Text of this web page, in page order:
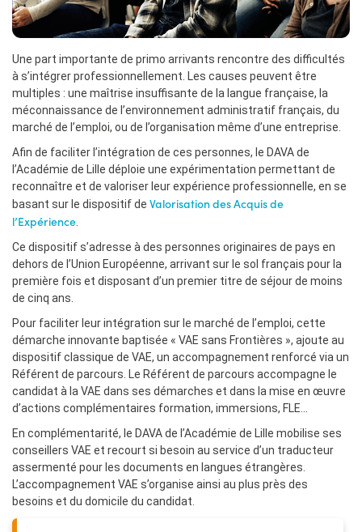
Une part importante de primo arrivants rencontre des difficultés
à s’intégrer professionnellement. Les causes peuvent être
multiples : une maîtrise insuffisante de la langue française, la
méconnaissance de l’environnement administratif français, du
marché de l’emploi, ou de l’organisation même d’une entreprise.
Afin de faciliter l’intégration de ces personnes, le DAVA de
l’Académie de Lille déploie une expérimentation permettant de
reconnaître et de valoriser leur expérience professionnelle, en se
basant sur le dispositif de Valorisation des Acquis de
l’Expérience
Ce dispositif s’adresse à des personnes originaires de pays en
dehors de l’Union Européenne, arrivant sur le sol français pour la
première fois et disposant d’un premier titre de séjour de moins
de cinq ans.
Pour faciliter leur intégration sur le marché de l’emploi, cette
démarche innovante baptisée « VAE sans Frontières », ajoute au
dispositif classique de VAE, un accompagnement renforcé via un
Référent de parcours. Le Référent de parcours accompagne le
candidat à la VAE dans ses démarches et dans la mise en œuvre
d’actions complémentaires formation, immersions, FLE…
En complémentarité, le DAVA de l’Académie de Lille mobilise ses
conseillers VAE et recourt si besoin au service d’un traducteur
assermenté pour les documents en langues étrangères.
L’accompagnement VAE s’organise ainsi au plus près des
besoins et du domicile du candidat.